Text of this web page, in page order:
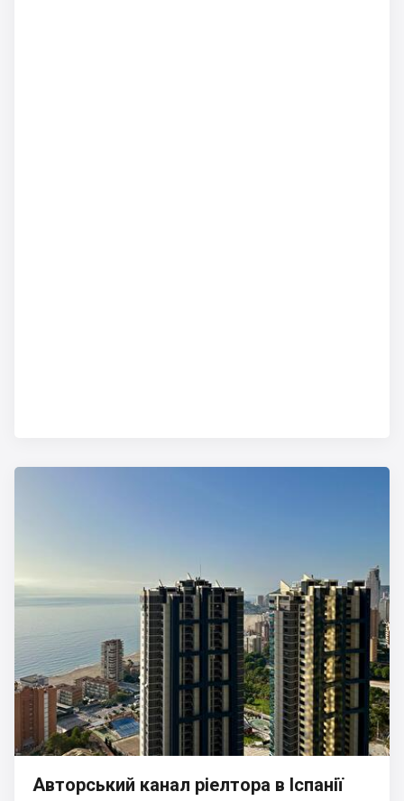
Авторський канал ріелтора в Іспанії